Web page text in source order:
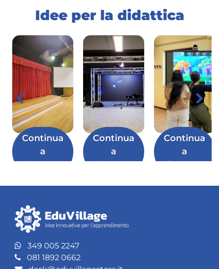
Idee per la didattica
Continua
a
leggere
Continua
a
leggere
Continua
a
leggere
349 005 2247
081 1892 0662